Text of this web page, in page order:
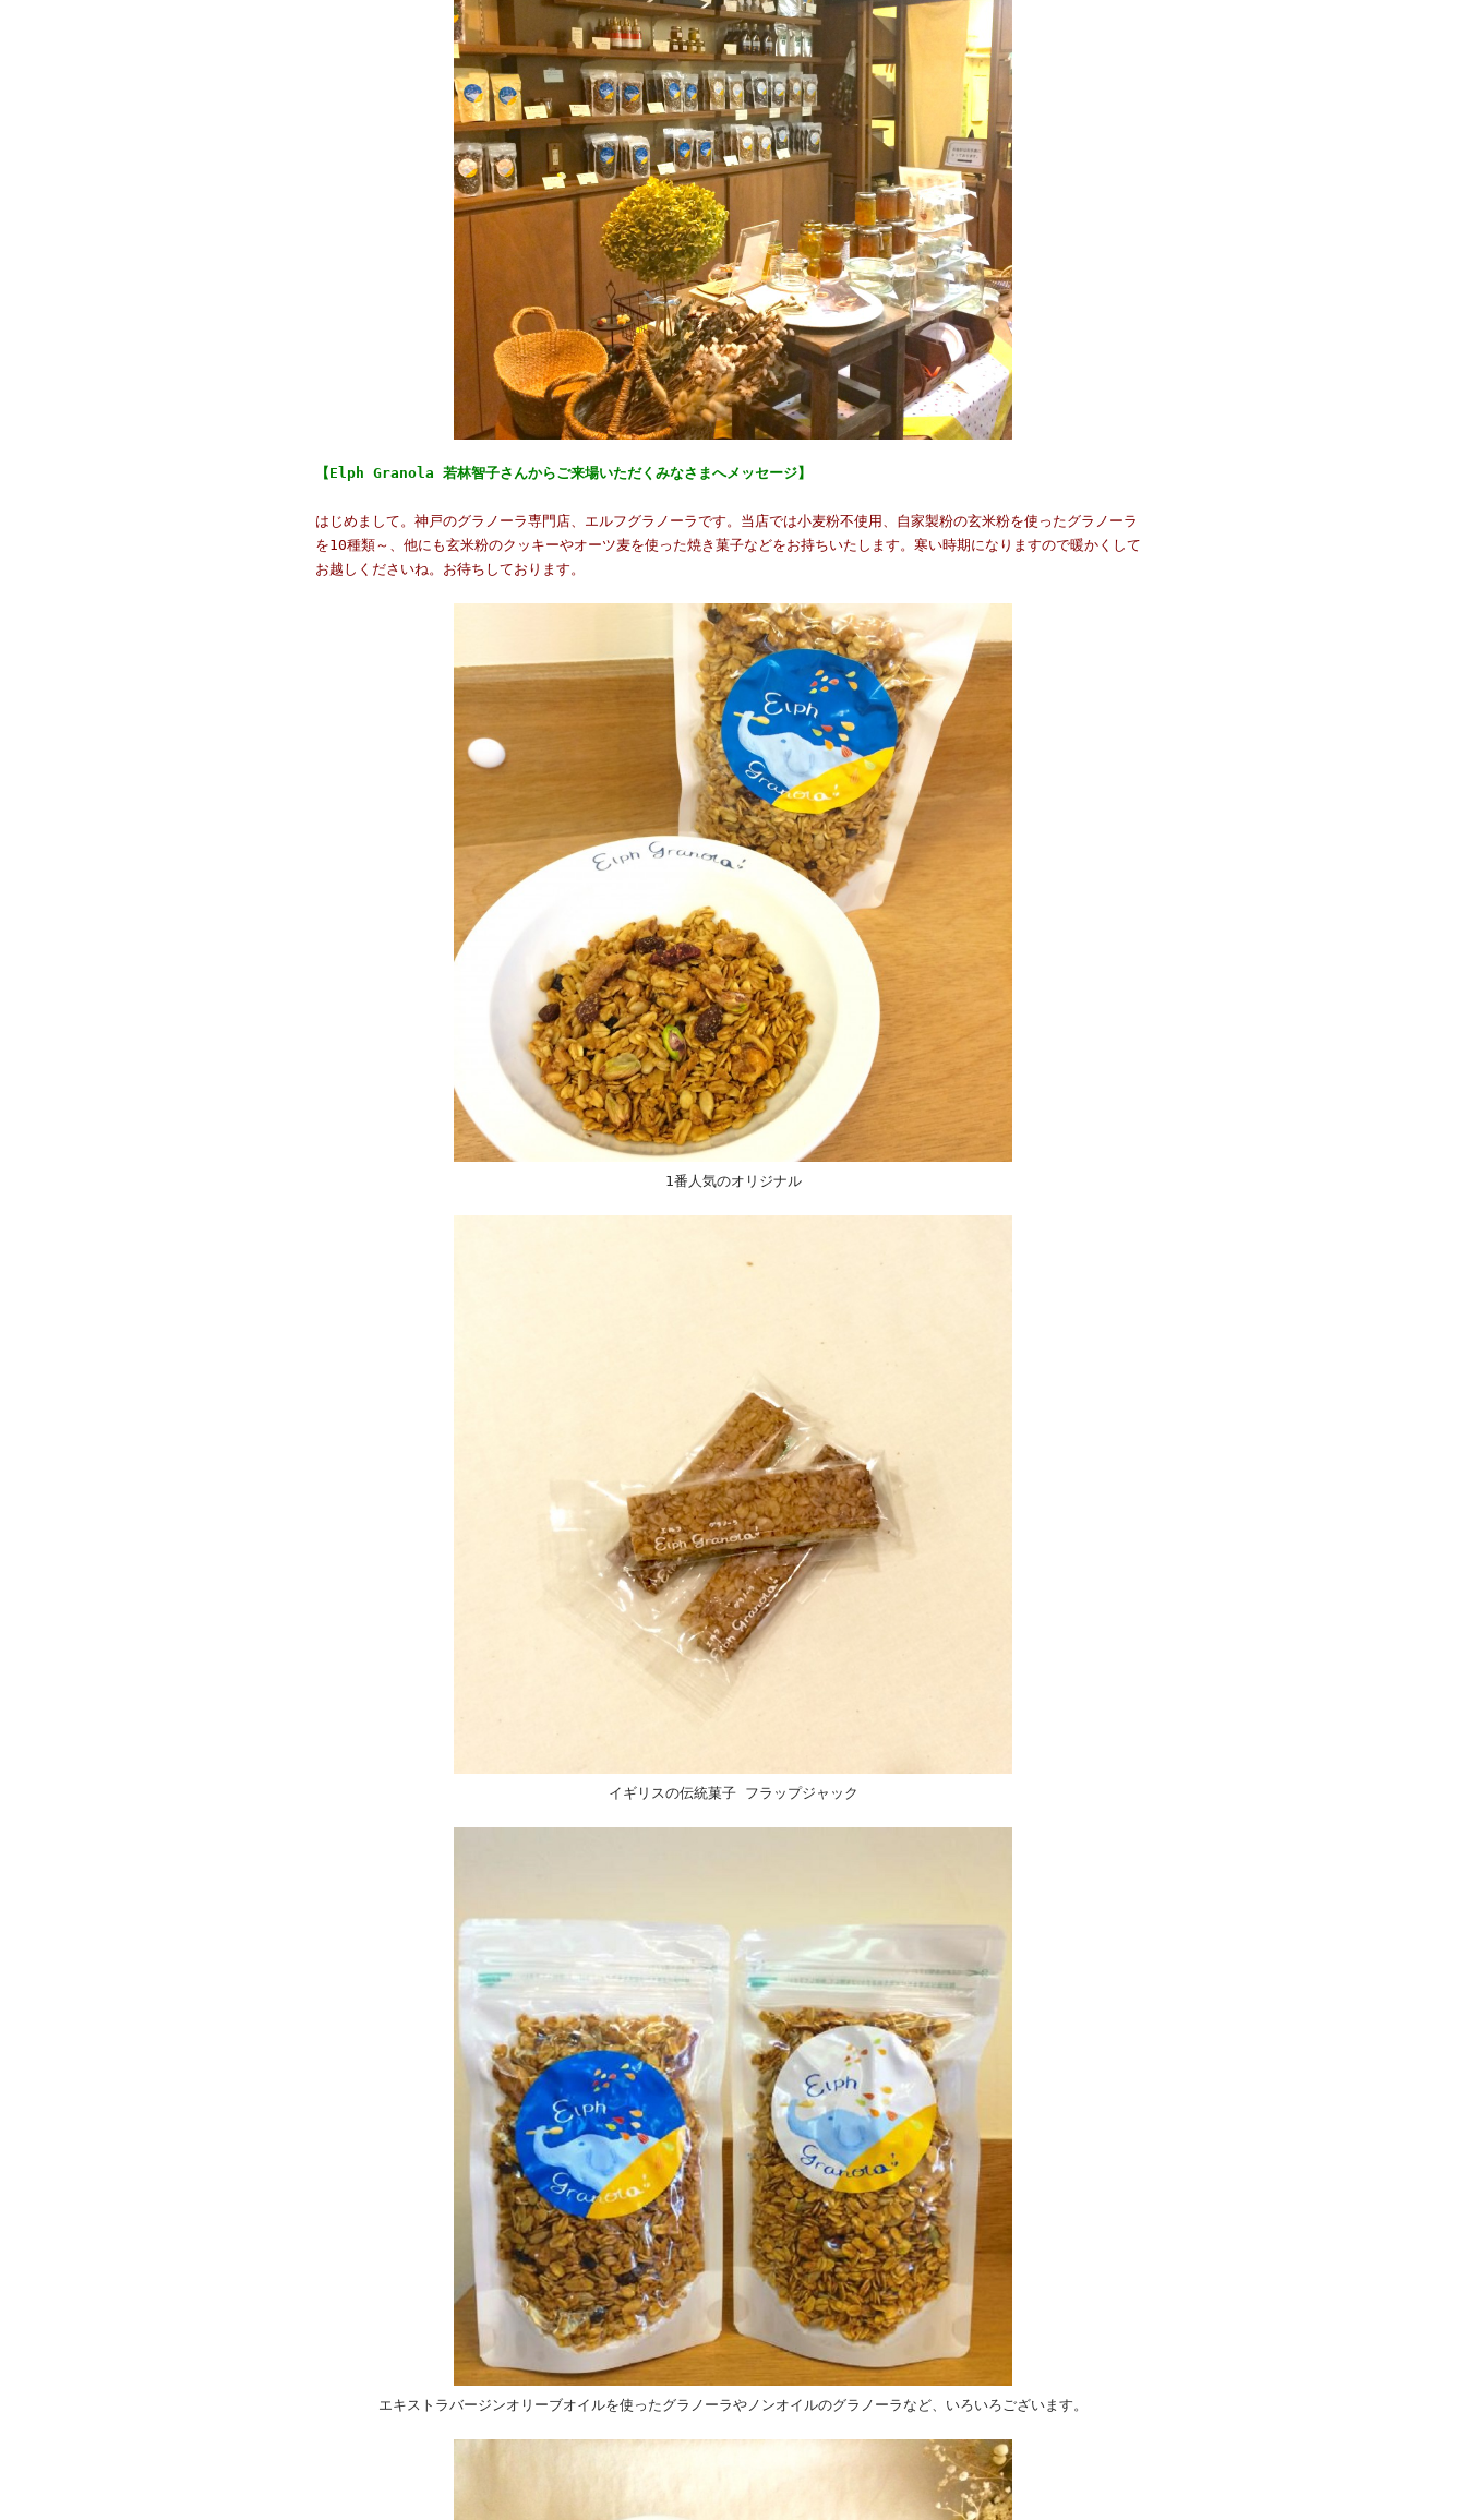
【Elph Granola 若林智子さんからご来場いただくみなさまへメッセージ】
はじめまして。神戸のグラノーラ専門店、エルフグラノーラです。当店では小麦粉不使用、自家製粉の玄米粉を使ったグラノーラ
を10種類～、他にも玄米粉のクッキーやオーツ麦を使った焼き菓子などをお持ちいたします。寒い時期になりますので暖かくして
お越しくださいね。お待ちしております。
1番人気のオリジナル
イギリスの伝統菓子 フラップジャック
エキストラバージンオリーブオイルを使ったグラノーラやノンオイルのグラノーラなど、いろいろございます。